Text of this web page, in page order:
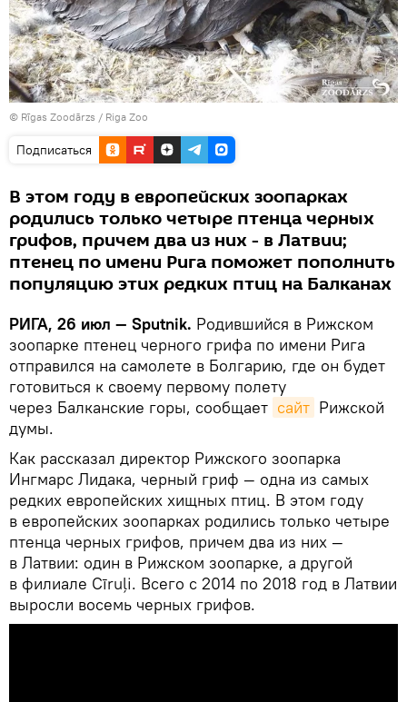
© Rīgas Zoodārzs / Riga Zoo
Подписаться
В этом году в европейских зоопарках
родились только четыре птенца черных
грифов, причем два из них - в Латвии;
птенец по имени Рига поможет пополнить
популяцию этих редких птиц на Балканах
РИГА, 26 июл — Sputnik. Родившийся в Рижском
зоопарке птенец черного грифа по имени Рига
отправился на самолете в Болгарию, где он будет
готовиться к своему первому полету
через Балканские горы, сообщает сайт Рижской
думы.
Как рассказал директор Рижского зоопарка
Ингмарс Лидака, черный гриф — одна из самых
редких европейских хищных птиц. В этом году
в европейских зоопарках родились только четыре
птенца черных грифов, причем два из них —
в Латвии: один в Рижском зоопарке, а другой
в филиале Cīruļi. Всего с 2014 по 2018 год в Латвии
выросли восемь черных грифов.